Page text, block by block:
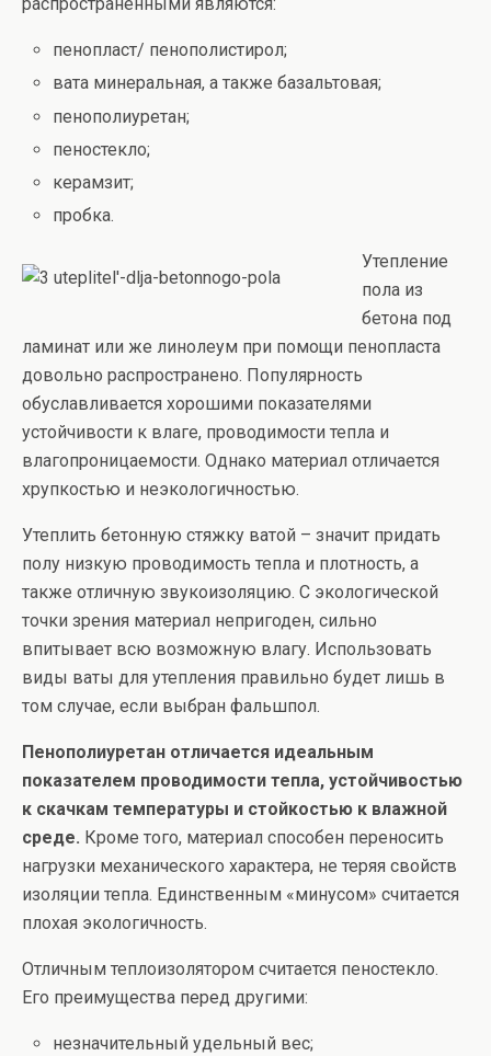
пенопласт/ пенополистирол;
вата минеральная, а также базальтовая;
пенополиуретан;
пеностекло;
керамзит;
пробка.
Утепление
пола из
бетона под
ламинат или же линолеум при помощи пенопласта
довольно распространено. Популярность
обуславливается хорошими показателями
устойчивости к влаге, проводимости тепла и
влагопроницаемости. Однако материал отличается
хрупкостью и неэкологичностью.
Утеплить бетонную стяжку ватой – значит придать
полу низкую проводимость тепла и плотность, а
также отличную звукоизоляцию. С экологической
точки зрения материал непригоден, сильно
впитывает всю возможную влагу. Использовать
виды ваты для утепления правильно будет лишь в
том случае, если выбран фальшпол.
Пенополиуретан отличается идеальным
показателем проводимости тепла, устойчивостью
к скачкам температуры и стойкостью к влажной
среде. Кроме того, материал способен переносить
нагрузки механического характера, не теряя свойств
изоляции тепла. Единственным «минусом» считается
плохая экологичность.
Отличным теплоизолятором считается пеностекло.
Его преимущества перед другими:
незначительный удельный вес;